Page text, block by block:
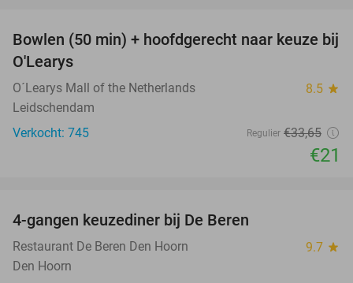
38%
Bowlen (50 min) + hoofdgerecht naar keuze bij
O'Learys
O´Learys Mall of the Netherlands 8.5 star
Leidschendam
Verkocht: 745
Regulier €33,65
€21
4-gangen keuzediner bij De Beren
Restaurant De Beren Den Hoorn 9.7 star
Den Hoorn